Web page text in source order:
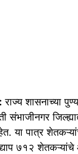
राज्य शासनाच्या
संभाजीनगर
या पात्र
७१२ शेतकऱ्यांचे